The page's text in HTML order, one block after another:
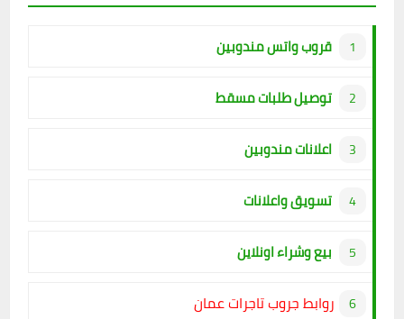
قروب واتس مندوبين
توصيل طلبات مسقط
اعلانات مندوبين
تسويق واعلانات
بيع وشراء اونلاين
روابط جروب تاجرات عمان